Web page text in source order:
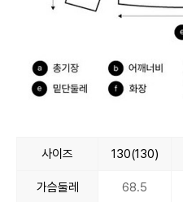
사이즈 130(130)
가슴둘레 68.5